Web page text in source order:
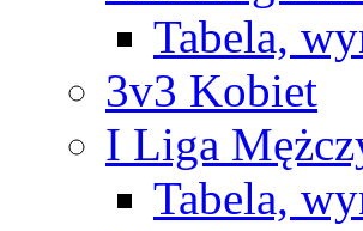
Tabela,
3v3 Kobiet
I Liga
Tabela,